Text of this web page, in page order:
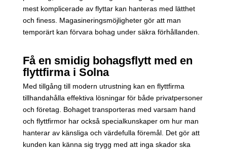
mest komplicerade av flyttar kan hanteras med lätthet
och finess. Magasineringsmöjligheter gör att man
temporärt kan förvara bohag under säkra förhållanden.
Få en smidig bohagsflytt med en
flyttfirma i Solna
Med tillgång till modern utrustning kan en flyttfirma
tillhandahålla effektiva lösningar för både privatpersoner
och företag. Bohaget transporteras med varsam hand
och flyttfirmor har också specialkunskaper om hur man
hanterar av känsliga och värdefulla föremål. Det gör att
kunden kan känna sig trygg med att inga skador ska